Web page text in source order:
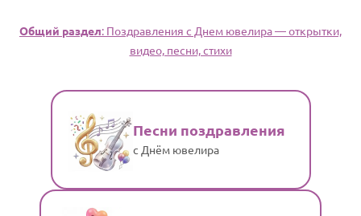
Общий раздел: Поздравления с Днем ювелира — открытки,
видео, песни, стихи
Песни поздравления
с Днём ювелира